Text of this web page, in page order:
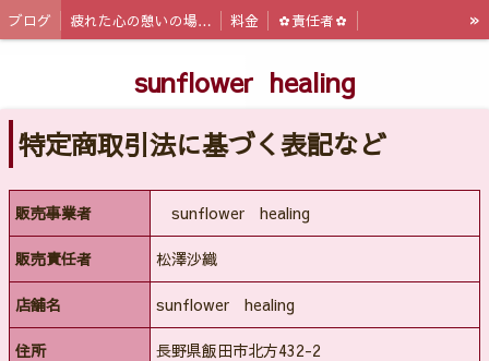
ブログ 疲れた心の憩いの場｜心理カウンセリング sunflower healing 料金 ✿責任者✿ »
sunflower healing
特定商取引法に基づく表記など
販売事業者 sunflower healing
販売責任者 松澤沙織
店舗名 sunflower healing
住所 長野県飯田市北方432-2